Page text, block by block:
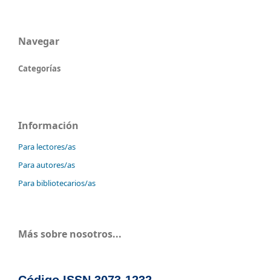
Navegar
Categorías
Información
Para lectores/as
Para autores/as
Para bibliotecarios/as
Más sobre nosotros...